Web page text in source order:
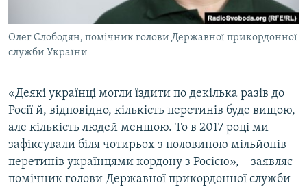
Олег Слободян, помічник голови Державної прикордонної
служби України
«Деякі українці могли їздити по декілька разів до
Росії й, відповідно, кількість перетинів буде вищою,
але кількість людей меншою. То в 2017 році ми
зафіксували біля чотирьох з половиною мільйонів
перетинів українцями кордону з Росією», – заявляє
помічник голови Державної прикордонної служби